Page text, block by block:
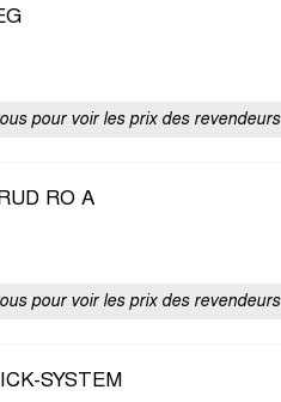
pour voir les prix des revendeurs
RO A
pour voir les prix des revendeurs
SYSTEM